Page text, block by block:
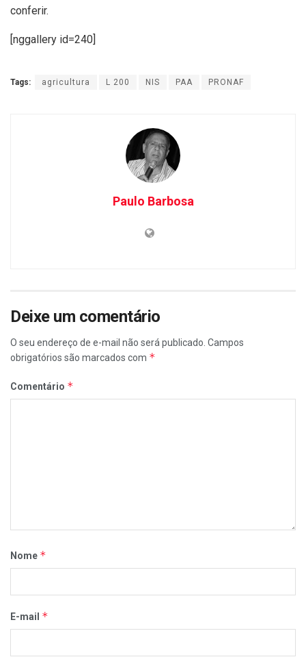
conferir.
[nggallery id=240]
Tags: agricultura L 200 NIS PAA PRONAF
Paulo Barbosa
Deixe um comentário
O seu endereço de e-mail não será publicado. Campos
obrigatórios são marcados com *
Comentário *
Nome *
E-mail *